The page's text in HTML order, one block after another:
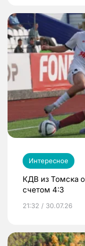
Интересное
КДВ из Томска
счетом 4:3
21:32 / 30.07.26